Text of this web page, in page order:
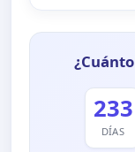
233
DÍAS